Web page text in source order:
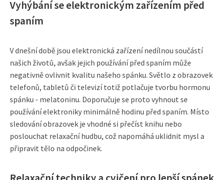
Vyhýbání se elektronickým zařízením před
spaním
V dnešní době jsou elektronická zařízení nedílnou součástí
našich životů, avšak jejich používání před spaním může
negativně ovlivnit kvalitu našeho spánku. Světlo z obrazovek
telefonů, tabletů či televizí totiž potlačuje tvorbu hormonu
spánku - melatoninu. Doporučuje se proto vyhnout se
používání elektroniky minimálně hodinu před spaním. Místo
sledování obrazovek je vhodné si přečíst knihu nebo
poslouchat relaxační hudbu, což napomáhá uklidnit mysl a
připravit tělo na odpočinek.